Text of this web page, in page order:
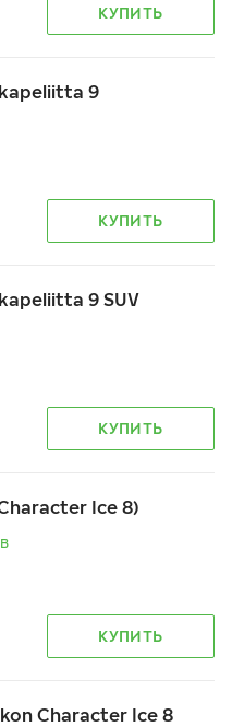
КУПИТЬ
9
КУПИТЬ
9 SUV
КУПИТЬ
Ice 8)
КУПИТЬ
Character Ice 8